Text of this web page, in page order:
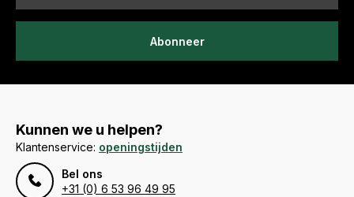
Abonneer
Kunnen we u helpen?
Klantenservice: openingstijden
Bel ons
+31 (0) 6 53 96 49 95